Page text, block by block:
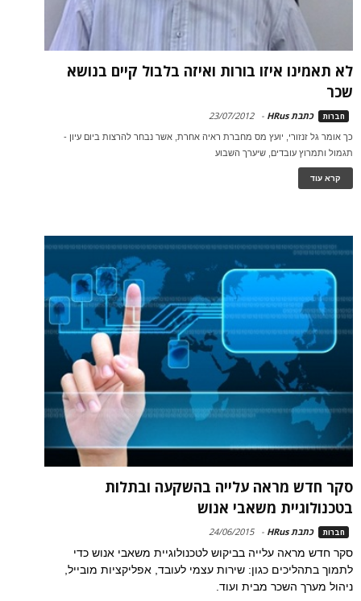
לא תאמינו איזו בורות ואיזה בלבול קיים בנושא
שכר
חברות כתבת HRus -
23/07/2012
כך אומר גל זנזורי, יועץ מס מחברת ראיה אחרת, אשר נבחר להרצות ביום עיון -
תגמול ותמרוץ עובדים, שיערך השבוע
קרא עוד
סקר חדש מראה עלייה בהשקעה ובתלות
בטכנולוגיית משאבי אנוש
חברות כתבת HRus -
24/06/2015
סקר חדש מראה עלייה בביקוש לטכנולוגיית משאבי אנוש כדי
לתמוך בתהליכים כגון: שירות עצמי לעובד, אפליקציות מובייל,
ניהול מערך השכר מבית ועוד.